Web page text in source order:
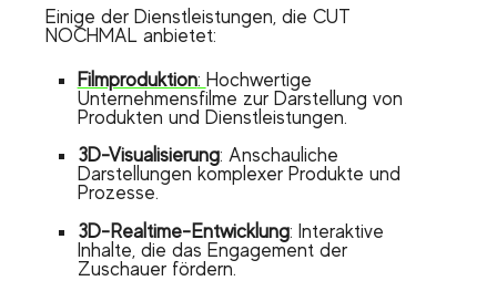
Einige der Dienstleistungen, die CUT
NOCHMAL anbietet:
Filmproduktion: Hochwertige
Unternehmensfilme zur Darstellung von
Produkten und Dienstleistungen.
3D-Visualisierung: Anschauliche
Darstellungen komplexer Produkte und
Prozesse.
3D-Realtime-Entwicklung: Interaktive
Inhalte, die das Engagement der
Zuschauer fördern.